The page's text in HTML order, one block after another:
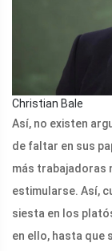
Christian Bale
Así, no existen
de faltar en sus
más trabajadoras
estimularse. Así,
siesta en los
en ello, hasta que